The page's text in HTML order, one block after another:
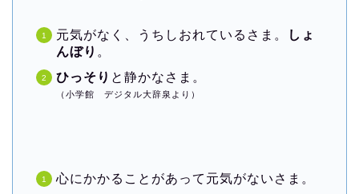
元気がなく、うちしおれているさま。
しょ
んぼり 。
ひっそり と静かなさま。
（小学館 デジタル大辞泉より）
心にかかることがあって元気がないさま。